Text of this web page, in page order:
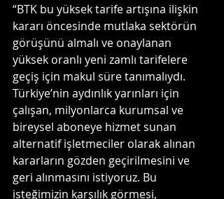
“BTK bu yüksek tarife artışına ilişkin
kararı öncesinde mutlaka sektörün
görüşünü almalı ve onaylanan
yüksek oranlı yeni zamlı tarifelere
geçiş için makul süre tanımalıydı.
Türkiye’nin aydınlık yarınları için
çalışan, milyonlarca kurumsal ve
bireysel aboneye hizmet sunan
alternatif işletmeciler olarak alınan
kararların gözden geçirilmesini ve
geri alınmasını istiyoruz. Bu
isteğimizin karşılık görmesi,